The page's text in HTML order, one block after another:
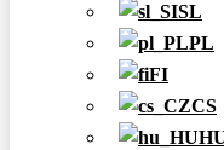
SL
PL
FI
CS